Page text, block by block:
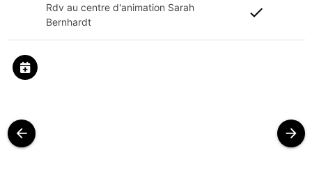
Rdv au centre d'animation Sarah
Bernhardt
check
arrow_back arrow_forward